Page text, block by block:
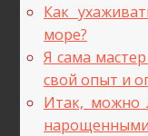
Как
море?
Я сама
свой опыт и
Итак, можно